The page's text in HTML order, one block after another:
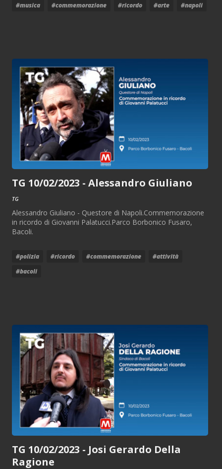
#musica #commemorazione #ricordo #arte #napoli
TG 10/02/2023 - Alessandro Giuliano
TG
Alessandro Giuliano - Questore di Napoli.Commemorazione
in ricordo di Giovanni Palatucci.Parco Borbonico Fusaro,
Bacoli.
#polizia #ricordo #commemorazione
#attività
#bacoli
TG 10/02/2023 - Josi Gerardo Della
Ragione